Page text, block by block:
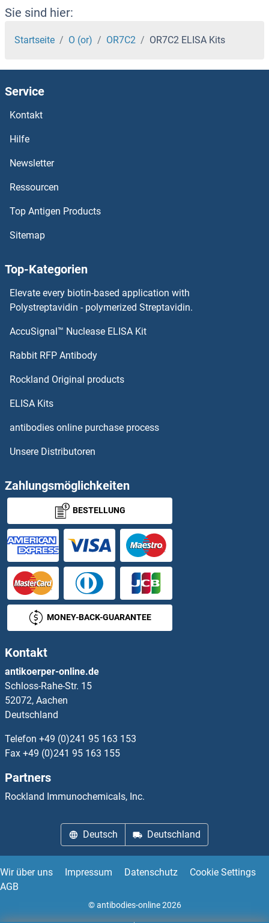
OR6S1 ELISA Kits
OR6Q1 ELISA Kits
OR6P1 ELISA Kits
OR6N2 ELISA Kits
OR6M1 ELISA Kits
OR6K6 ELISA Kits
OR6K3 ELISA Kits
OR6J1 ELISA Kits
OR6F1 ELISA Kits
OR6C76 ELISA Kits
OR7E24 ELISA Kits
OR7G1 ELISA Kits
OR7G2 ELISA Kits
OR8A1 ELISA Kits
OR8B12 ELISA Kits
OR8B2 ELISA Kits
OR8B3 ELISA Kits
OR8B4 ELISA Kits
OR8B8 ELISA Kits
OR8D1 ELISA Kits
OR8D4 ELISA Kits
OR8G1 ELISA Kits
OR8G2 ELISA Kits
OR8H2 ELISA Kits
Sie sind hier:
Startseite O (or) OR7C2 OR7C2 ELISA Kits
Service
Kontakt
Hilfe
Newsletter
Ressourcen
Top Antigen Products
Sitemap
Top-Kategorien
Elevate every biotin-based application with
Polystreptavidin - polymerized Streptavidin.
AccuSignal™ Nuclease ELISA Kit
Rabbit RFP Antibody
Rockland Original products
ELISA Kits
antibodies online purchase process
Unsere Distributoren
Zahlungsmöglichkeiten
BESTELLUNG
MONEY-BACK-GUARANTEE
Kontakt
antikoerper-online.de
Schloss-Rahe-Str. 15
52072, Aachen
Deutschland
Telefon +49 (0)241 95 163 153
Fax +49 (0)241 95 163 155
Partners
Rockland Immunochemicals, Inc.
Deutsch Deutschland
Wir über uns Impressum Datenschutz
Cookie Settings
AGB
© antibodies-online 2026